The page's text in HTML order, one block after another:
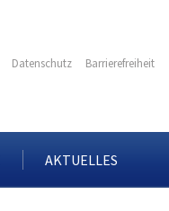
Datenschutz Barrierefreiheit
AKTUELLES